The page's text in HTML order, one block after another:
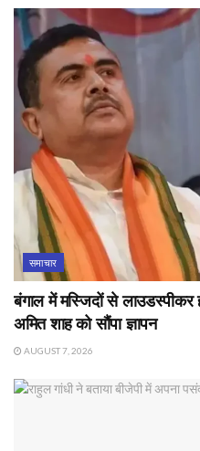
समाचार
बंगाल में मस्जिदों से
अमित शाह को सौंपा ज्ञापन
AUGUST 7, 2026